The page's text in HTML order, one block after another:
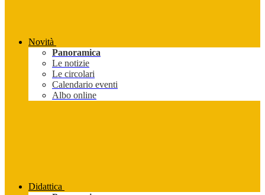
Novità
Panoramica
Le notizie
Le circolari
Calendario eventi
Albo online
Didattica